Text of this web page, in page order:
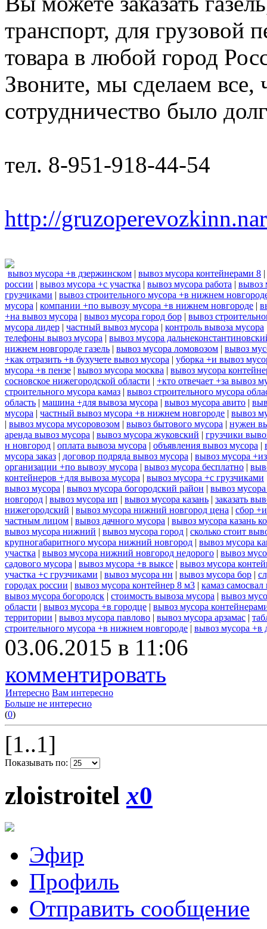
транспорт, для грузовой
товара в любой город
Звоните, мы сделаем
сотрудничество было
тел. 8-951-918-44-54
http://
вывоз мусора +в дзержинском | вывоз мусора контейнерами 8 |
россии | вывоз мусора +с участка | вывоз мусора работа | вывоз
грузчиками | вывоз строительного мусора +в нижнем
мусора | компании +по вывозу мусора +в нижнем новгороде |
+на вывоз мусора | вывоз мусора город бор | вывоз
мусора лидер | частный вывоз мусора | контроль вывоза мусора
телефоны вывоз мусора | вывоз мусора
нижнем новгороде газель | вывоз мусора ломовозом | вывоз
+как отразить +в бухучете вывоз мусора | уборка +и вывоз
мусора +в пензе | вывоз мусора москва | вывоз мусора
сосновское нижегородской области | +кто отвечает +за вывоз
строительного мусора камаз | вывоз строительного мусора
область | машина +для вывоза мусора | вывоз мусора авито |
мусора | частный вывоз мусора +в нижнем новгороде | вывоз
| вывоз мусора мусоровозом | вывоз бытового мусора | нужен
аренда вывоз мусора | вывоз мусора жуковский | грузчики
н новгород | оплата вывоза мусора | объявления вывоз мусора |
мусора заказ | договор подряда вывоз мусора | вывоз мусора
организации +по вывозу мусора | вывоз мусора бесплатно |
контейнеров +для вывоза мусора | вывоз мусора +с грузчиками
вывоз мусора | вывоз мусора богородский район | вывоз
новгород | вывоз мусора ип | вывоз мусора казань | заказать
нижегородский | вывоз мусора нижний новгород цена | сбор
частным лицом | вывоз дачного мусора | вывоз мусора казань
вывоз мусора нижний | вывоз мусора город | сколько стоит
крупногабаритного мусора нижний новгород | вывоз мусора
участка | вывоз мусора нижний новгород недорого | вывоз
садового мусора | вывоз мусора +в выксе | вывоз мусора
участка +с грузчиками | вывоз мусора нн | вывоз мусора бор |
городах россии | вывоз мусора контейнер 8 м3 | камаз
вывоз мусора богородск | стоимость вывоза мусора | вывоз
области | вывоз мусора +в городце | вывоз мусора
территории | вывоз мусора павлово | вывоз мусора арзамас |
строительного мусора +в нижнем новгороде | вывоз мусора +в
03.06.2015 в 11:06
комментировать
Интересно Вам интересно
Больше не интересно
(0)
[1..1]
Показывать по:
zloistroitelx0
Эфир
Профиль
Отправить сообщение